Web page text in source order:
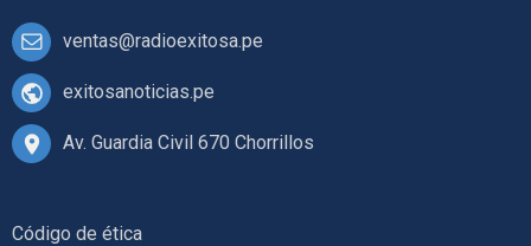
ventas@radioexitosa.pe
exitosanoticias.pe
Av. Guardia Civil 670 Chorrillos
Código de ética